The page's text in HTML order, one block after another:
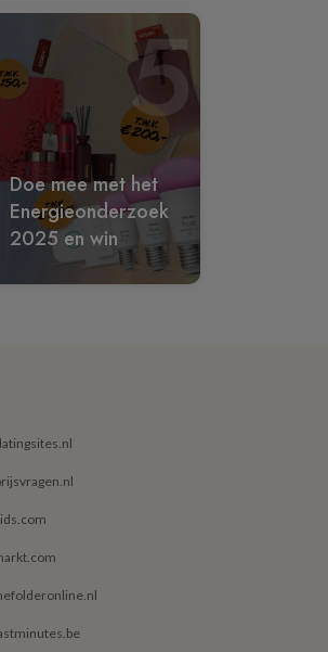
5
Doe mee met het
Energieonderzoek
2025 en win